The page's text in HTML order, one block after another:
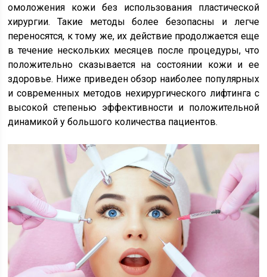
омоложения кожи без использования пластической
хирургии. Такие методы более безопасны и легче
переносятся, к тому же, их действие продолжается еще
в течение нескольких месяцев после процедуры, что
положительно сказывается на состоянии кожи и ее
здоровье. Ниже приведен обзор наиболее популярных
и современных методов нехирургического лифтинга с
высокой степенью эффективности и положительной
динамикой у большого количества пациентов.